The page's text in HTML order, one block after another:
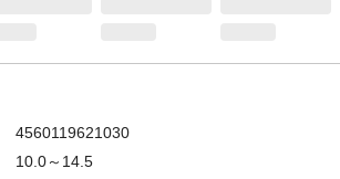
4560119621030
10.0～14.5